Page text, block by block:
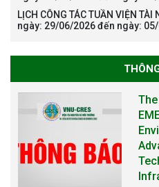
LỊCH CÔNG TÁC TUẦN VIỆN TÀI
ngày: 29/06/2026 đến ngày: